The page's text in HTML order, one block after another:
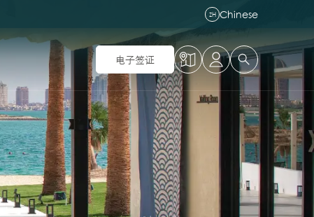
ZH Chinese
电子签证